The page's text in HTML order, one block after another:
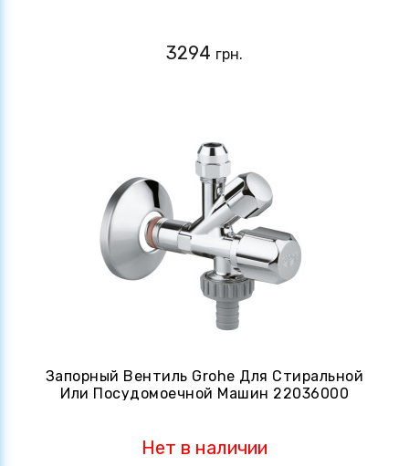
3294 грн.
Запорный Вентиль Grohe Для Стиральной
Или Посудомоечной Машин 22036000
Нет в наличии